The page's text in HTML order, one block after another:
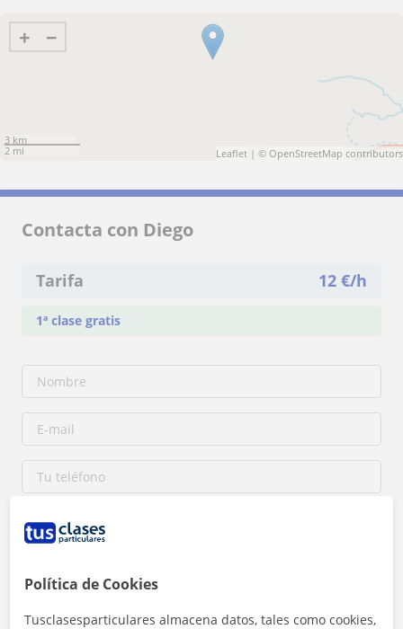
+ −
3 km
2 mi
Leaflet | © OpenStreetMap contributors
Contacta con Diego
Tarifa 12 €/h
1ª clase gratis
Al hacer clic, aceptas nuestroaviso legaly deprivacidad
Política de Cookies
Tusclasesparticulares almacena datos, tales como cookies,